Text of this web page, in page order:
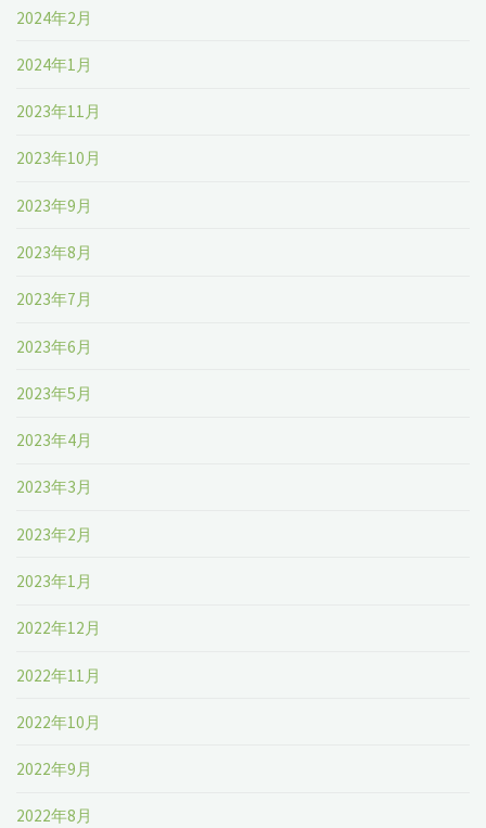
2024年2月
2024年1月
2023年11月
2023年10月
2023年9月
2023年8月
2023年7月
2023年6月
2023年5月
2023年4月
2023年3月
2023年2月
2023年1月
2022年12月
2022年11月
2022年10月
2022年9月
2022年8月